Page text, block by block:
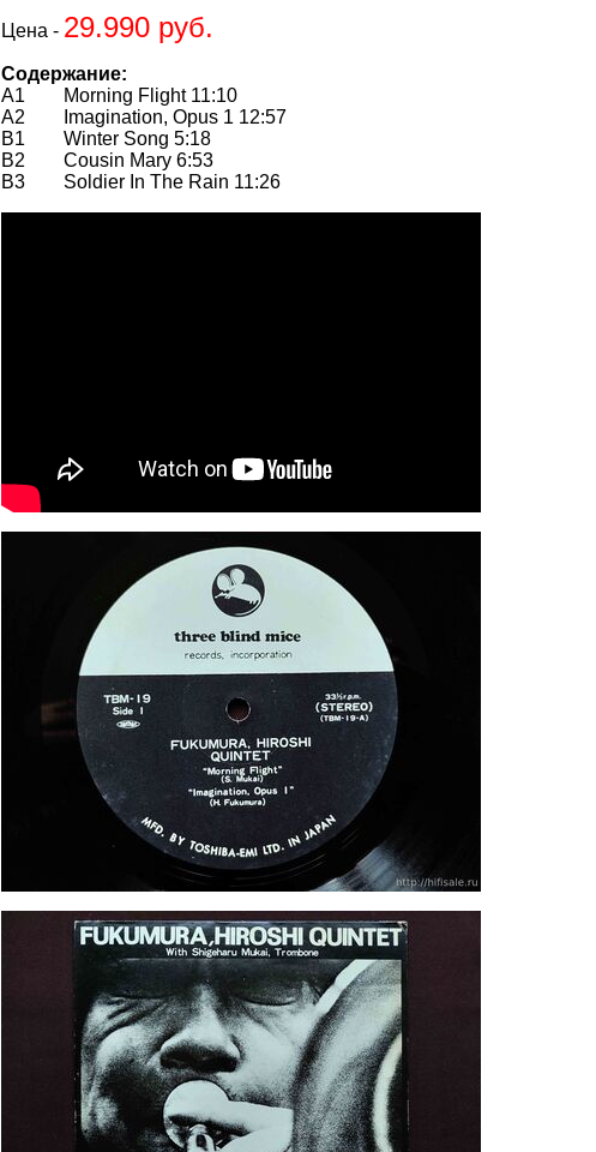
Цена - 29.990 руб.
Содержание:
A1 Morning Flight 11:10
A2 Imagination, Opus 1 12:57
B1 Winter Song 5:18
B2 Cousin Mary 6:53
B3 Soldier In The Rain 11:26